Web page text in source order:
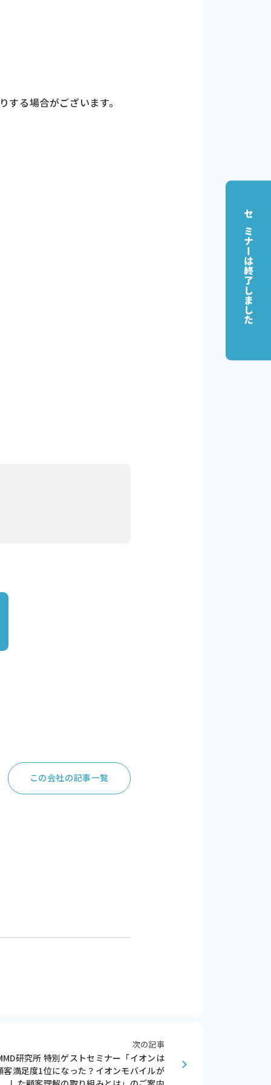
セミナーは終了しました
る場合がございます。
この会社の記事一覧
次の記事
研究所 特別ゲストセミナー「イオンは
満足度1位になった？イオンモバイルが